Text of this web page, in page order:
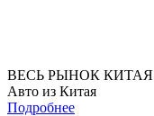
ВЕСЬ РЫНОК КИТАЯ
Авто из Китая
Подробнее